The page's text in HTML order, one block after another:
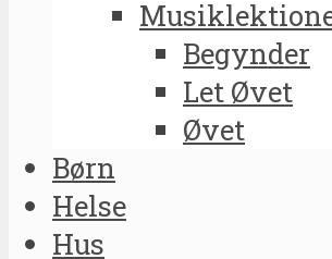
Begynder
Let Øvet
Øvet
Børn
Helse
Hus